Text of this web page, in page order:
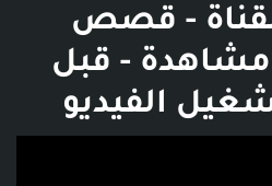
القناة - قصص
ألف مشاهدة - قبل
الفيديو